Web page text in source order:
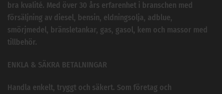
bra kvalité. Med över 30 års erfarenhet i branschen med
försäljning av diesel, bensin, eldningsolja, adblue,
smörjmedel, bränsletankar, gas, gasol, kem och massor med
tillbehör.
ENKLA & SÄKRA BETALNINGAR
Handla enkelt, tryggt och säkert. Som företag och